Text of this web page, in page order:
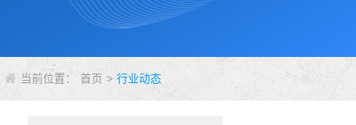
当前位置： 首页 > 行业动态